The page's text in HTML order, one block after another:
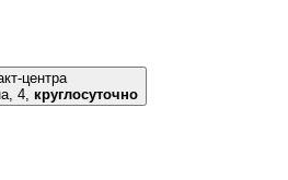
центра
4, круглосуточно